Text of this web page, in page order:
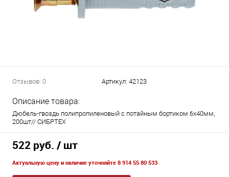
Отзывов: 0 Артикул: 42123
Описание товара:
Дюбель-гвоздь полипропиленовый с потайным бортиком 6х40мм,
200шт// СИБРТЕХ
522 руб. / шт
Актуальную цену и наличие уточняйте 8 914 55 80 533